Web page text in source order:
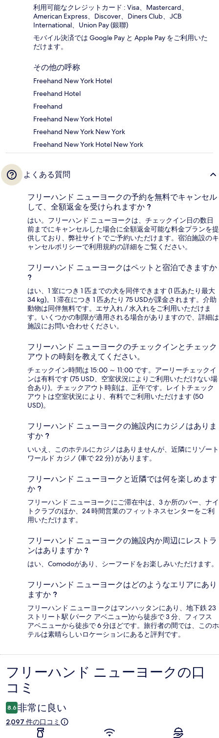
利用可能なクレジットカード : Visa、Mastercard、
American Express、Discover、Diners Club、JCB
International、Union Pay (銀聯)
モバイル決済では Google Pay と Apple Pay をご利用いた
だけます。
その他の呼称
Freehand New York Hotel
Freehand Hotel
Freehand
Freehand New York Hotel
Freehand New York New York
Freehand New York Hotel New York
よくある質問
フリーハンド ニューヨークの予約を無料でキャンセル
して、全額返金を受けられますか ?
はい。フリーハンド ニューヨークは、チェックイン日の数日
前までにキャンセルした場合に全額返金可能な料金プランを提
供しており、弊社サイトでご予約いただけます。宿泊施設のキ
ャンセルポリシーで利用規約の詳細をご覧ください。
フリーハンド ニューヨークはペットと宿泊できますか
?
はい、1 室につき 1 匹までの犬を同伴できます (1 匹あたり最大
34 kg)。1 滞在につき 1 匹あたり 75 USDが課金されます。介助
動物は同伴無料です。エサ入れ / 水入れをご利用いただけま
す。いくつかの制限が適用される場合がありますので、詳細は
施設にお問い合わせください。
フリーハンド ニューヨークのチェックインとチェック
アウトの時刻を教えてください。
チェックイン時間は 15:00 ～ 11:00 です。アーリーチェックイ
ンは有料です (75 USD、空室状況によりご利用いただけない場
合あり)。チェックアウト時刻は、正午です。レイトチェック
アウトは空室状況により、有料でご利用いただけます (50
USD)。
フリーハンド ニューヨークの施設内にカジノはありま
すか ?
いいえ、このホテルにカジノはありませんが、近隣にリゾート
ワールド カジノ (車で 22 分) があります。
フリーハンド ニューヨークと近隣では何を楽しめます
か ?
フリーハンド ニューヨークにご滞在中は、3 か所のバー、ナイ
トクラブのほか、24 時間営業のフィットネスセンターをご利
用いただけます。
フリーハンド ニューヨークの施設内か周辺にレストラ
ンはありますか ?
はい、Comodoがあり、シーフードをお楽しみいただけます。
フリーハンド ニューヨークはどのようなエリアにあり
ますか ?
フリーハンド ニューヨークはマンハッタンにあり、地下鉄 23
ストリート駅 (パーク アベニュー)から徒歩で 3 分、フィフス
アベニューから徒歩で 6 分ほどです。旅行者の間では、このホ
テルは素晴らしいロケーションにあると評判です。
口
コ
ミ
フリーハンド ニューヨークの口
コミ
8.6 非常に良い
2,097 件の口コミ